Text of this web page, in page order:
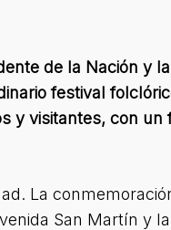
de la Nación y
festival
y visitantes, con un
La
San Martín y